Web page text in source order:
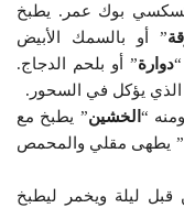
وكسكسي بوك عمر. يطبخ
” أو بالسمك الأبيض
دوارة” أو بلحم الدجاج.
يؤكل في السحور.
“ الخشين” يطبخ مع
” يطهى مقلي والمحمص
ليلة ويخمر ليطبخ